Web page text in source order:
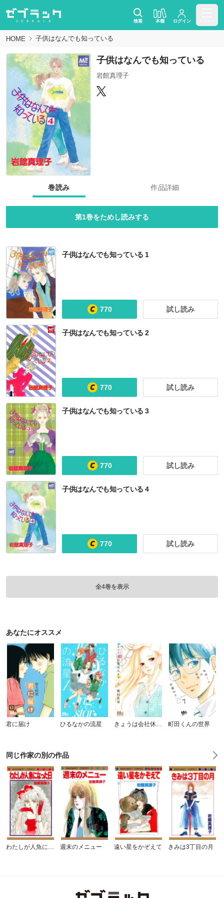
検索 本棚 ログイン
HOME 子供はなんでも知っている
子供はなんでも知っている
岩館真理子
巻読み 作品詳細
第1巻をためし読みする
子供はなんでも知っている 1
770 試し読み
子供はなんでも知っている 2
770 試し読み
子供はなんでも知っている 3
770 試し読み
子供はなんでも知っている 4
770 試し読み
全4巻を表示
あなたにオススメ
君に届け ひるなかの流星 きょうは会社休みます。 町田くんの世界
同じ作家の別の作品
わたしが人魚になった日 週末のメニュー 遠い星をかぞえて きみは3丁目の月